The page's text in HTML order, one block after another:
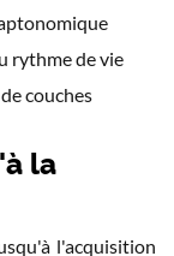
rythme de vie
couches
la
l'acquisition